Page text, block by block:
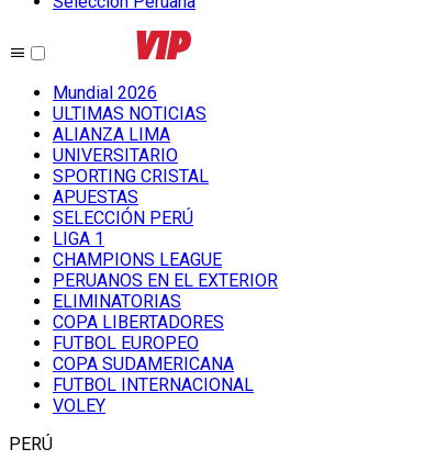
Mundial 2026
ULTIMAS NOTICIAS
ALIANZA LIMA
UNIVERSITARIO
SPORTING CRISTAL
APUESTAS
SELECCIÓN PERÚ
LIGA 1
CHAMPIONS LEAGUE
PERUANOS EN EL EXTERIOR
ELIMINATORIAS
COPA LIBERTADORES
FUTBOL EUROPEO
COPA SUDAMERICANA
FUTBOL INTERNACIONAL
VOLEY
PERÚ